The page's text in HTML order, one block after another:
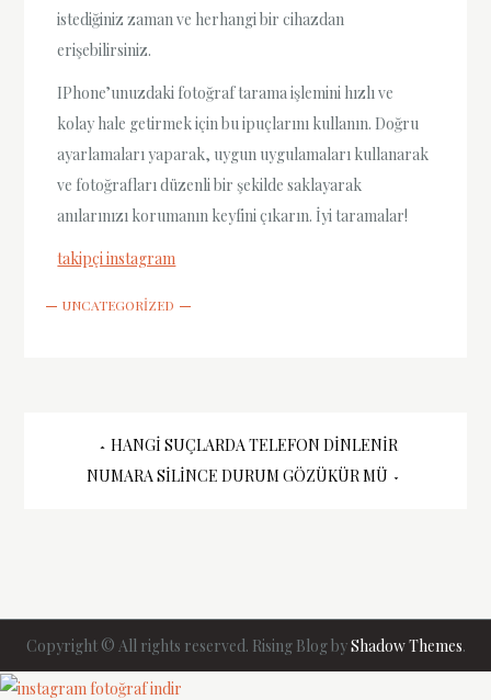
istediğiniz zaman ve herhangi bir cihazdan
erişebilirsiniz.
IPhone’unuzdaki fotoğraf tarama işlemini hızlı ve
kolay hale getirmek için bu ipuçlarını kullanın. Doğru
ayarlamaları yaparak, uygun uygulamaları kullanarak
ve fotoğrafları düzenli bir şekilde saklayarak
anılarınızı korumanın keyfini çıkarın. İyi taramalar!
takipçi instagram
UNCATEGORIZED
YazıHANGI SUÇLARDA TELEFON DINLENIR
NUMARA SILINCE DURUM GÖZÜKÜR MÜ
Copyright © All rights reserved. Rising Blog byShadow Themes.